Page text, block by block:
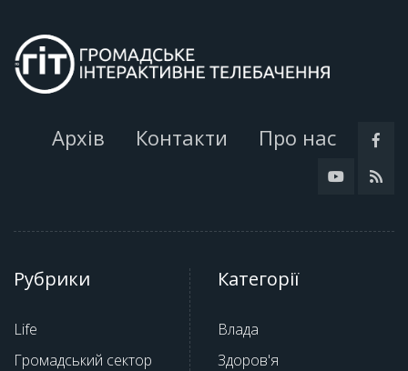
Архів Контакти Про нас
Рубрики
Life
Громадський сектор
Категорії
Влада
Здоров'я